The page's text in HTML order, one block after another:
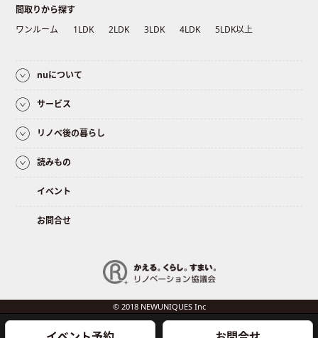
間取りから探す
ワンルーム
1LDK 2LDK 3LDK 4LDK 5LDK以上
nuについて
サービス
リノベ後の暮らし
読みもの
イベント
お問合せ
© 2018 NEWUNIQUES Inc